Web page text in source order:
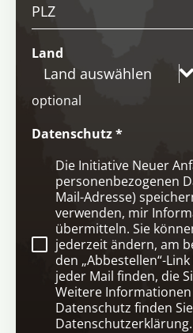
PLZ
Land
Land auswählen
optional
Datenschutz*
Die Initiative Neuer
personenbezogenen
Mail-Adresse)
verwenden, mir
übermitteln. Sie
jederzeit ändern, am
den „Abbestellen“-
jeder Mail finden, die
Weitere
Datenschutz finden
Datenschutzerklärung.